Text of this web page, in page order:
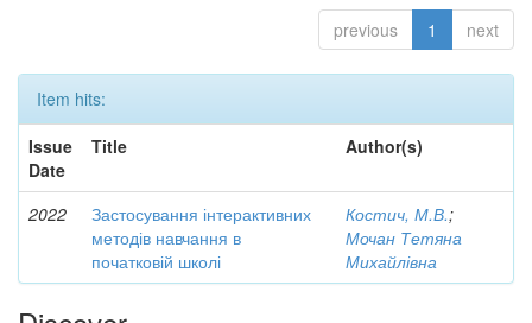
previous 1 next
Item hits:
Issue
Date
Title Author(s)
2022
Застосування інтерактивних
методів навчання в
початковій школі
Костич, М.В.;
Мочан Тетяна
Михайлівна